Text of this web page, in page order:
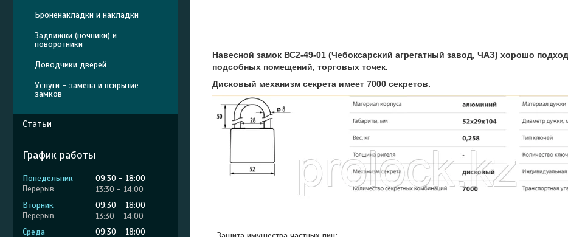
Навесной замок ВС2-49-01 (Чебоксарский агрегатный завод, ЧАЗ) хорошо
подсобных помещений, торговых точек.
Дисковый механизм секрета имеет 7000 секретов.
Броненакладки и накладки
Задвижки (ночники) и
поворотники
Доводчики дверей
Услуги - замена и вскрытие
замков
Статьи
График работы
Понедельник 09:30
18:00
13:30
14:00
Вторник
09:30
18:00
13:30
14:00
Среда
09:30
18:00